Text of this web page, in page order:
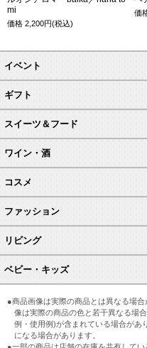
mi
価格 2,200円(税込)
価
イベント
ギフト
スイーツ＆フード
ワイン・酒
コスメ
ファッション
リビング
ベビー・キッズ
●商品画像は実際の商品とは異なる場
像は実際の商品の色と若干異なる場
例・使用例)が含まれている場合があ
になる場合があります。